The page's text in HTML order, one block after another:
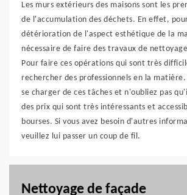
Les murs extérieurs des maisons sont les
de l'accumulation des déchets. En effet,
détérioration de l'aspect esthétique de la
nécessaire de faire des travaux de
Pour faire ces opérations qui sont très
rechercher des professionnels en la
se charger de ces tâches et n'oubliez pas
des prix qui sont très intéressants et
bourses. Si vous avez besoin d'autres
veuillez lui passer un coup de fil.
Nettoyage de façade